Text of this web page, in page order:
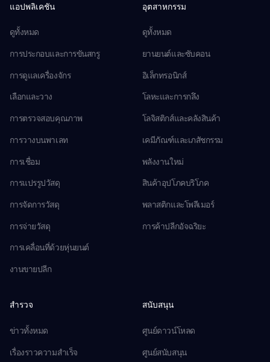
แอปพลิเคชัน
ดูทั้งหมด
การประกอบและการขันสกรู
การดูแลเครื่องจักร
เลือกและวาง
การตรวจสอบคุณภาพ
การวางบนพาเลท
การเชื่อม
การแปรรูปวัสดุ
การจัดการวัสดุ
การจ่ายวัสดุ
การเคลื่อนที่ด้วยหุ่นยนต์
งานขายปลีก
อุตสาหกรรม
ดูทั้งหมด
ยานยนต์และซับคอน
อิเล็กทรอนิกส์
โลหะและการกลึง
โลจิสติกส์และคลังสินค้า
เคมีภัณฑ์และเภสัชกรรม
พลังงานใหม่
สินค้าอุปโภคบริโภค
พลาสติกและโพลีเมอร์
การค้าปลีกอัจฉริยะ
สำรวจ
ข่าวทั้งหมด
เรื่องราวความสำเร็จ
สนับสนุน
ศูนย์ดาวน์โหลด
ศูนย์สนับสนุน